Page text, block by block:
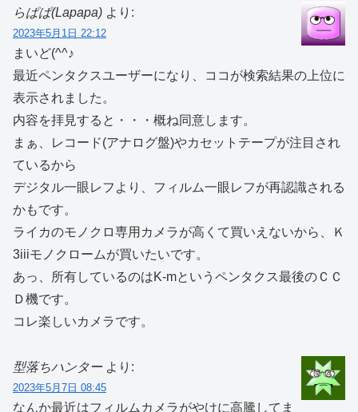
らぱぱ(Lapapa) より:
2023年5月1日 22:12
まいど(^^♪
最近ペンタクスユーザーになり、ココが検索結果の上位に
表示されました。
内容を拝見すると・・・概ね同意します。
まぁ、レコード(アナログ盤)やカセットテープが注目され
ているから
デジタル一眼レフより、フィルム一眼レフが再認識される
かもです。
ライカのモノクロ専用カメラが高くて買いえないから、Ｋ
3iiiモノクロームが買いたいです。
あっ、所有しているのはK-mというペンタクス最後のＣＣ
Ｄ機です。
コレ楽しいカメラです。
型落ちハンター より:
2023年5月7日 08:45
なんか最近はフィルムカメラがやけに高騰してま